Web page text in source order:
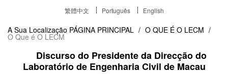
繁體中文 Português English
A Sua Localização PÁGINA PRINCIPAL / O QUE É O LECM /
O Que é O LECM
Discurso do Presidente da Direcção do
Laboratório de Engenharia Civil de Macau